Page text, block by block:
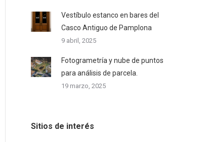
Vestíbulo estanco en bares del
Casco Antiguo de Pamplona
9 abril, 2025
Fotogrametría y nube de puntos
para análisis de parcela.
19 marzo, 2025
Sitios de interés